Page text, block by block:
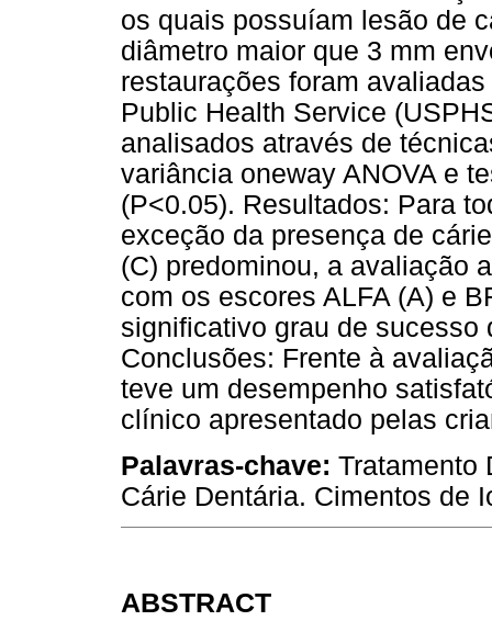
os quais possuíam lesão de
diâmetro maior que 3 mm
restaurações foram
Public Health Service
analisados através de
variância oneway ANOVA e
(P<0.05). Resultados: Para
exceção da presença de
(C) predominou, a avaliação
com os escores ALFA (A) e
significativo grau de sucesso
Conclusões: Frente à
teve um desempenho
clínico apresentado pelas
Palavras-chave: Tratamento
Cárie Dentária. Cimentos de
ABSTRACT